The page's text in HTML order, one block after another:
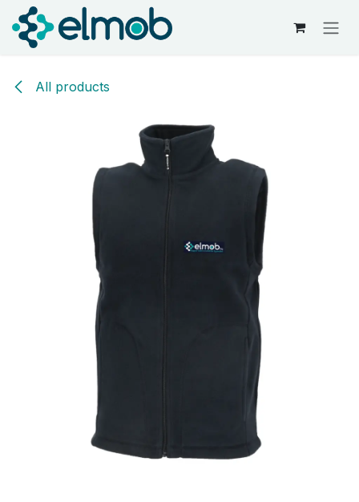
Kihagyás és továbblépés a tartalomhoz
All products